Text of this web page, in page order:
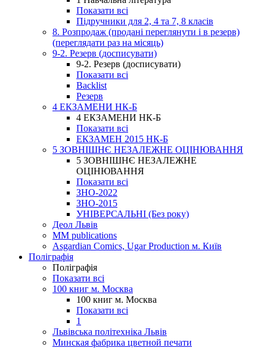
Показати всі
Підручники для 2, 4 та 7, 8 класів
8. Розпродаж (продані переглянути і в резерв)
(переглядати раз на місяць)
9-2. Резерв (досписувати)
9-2. Резерв (досписувати)
Показати всі
Backlist
Резерв
4 ЕКЗАМЕНИ НК-Б
4 ЕКЗАМЕНИ НК-Б
Показати всі
ЕКЗАМЕН 2015 НК-Б
5 ЗОВНІШНЄ НЕЗАЛЕЖНЕ ОЦІНЮВАННЯ
5 ЗОВНІШНЄ НЕЗАЛЕЖНЕ
ОЦІНЮВАННЯ
Показати всі
ЗНО-2022
ЗНО-2015
УНІВЕРСАЛЬНІ (Без року)
Деол Львів
MM publications
Asgardian Comics, Ugar Production м. Київ
Поліграфія
Поліграфія
Показати всі
100 книг м. Москва
100 книг м. Москва
Показати всі
1
Львівська політехніка Львів
Минская фабрика цветной печати